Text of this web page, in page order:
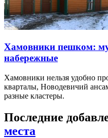
Хамовники пешком:
набережные
Хамовники нельзя удобно
кварталы, Новодевичий
разные кластеры.
Последние
места